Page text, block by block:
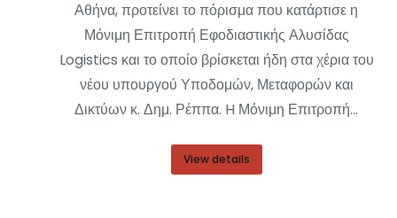
Αθήνα, προτείνει το πόρισμα που κατάρτισε η
Μόνιμη Επιτροπή Εφοδιαστικής Αλυσίδας
Logistics και το οποίο βρίσκεται ήδη στα χέρια του
νέου υπουργού Υποδομών, Μεταφορών και
Δικτύων κ. Δημ. Ρέππα. H Μόνιμη Επιτροπή…
View details